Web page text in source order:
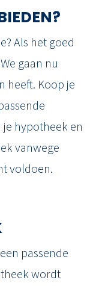
Als het goed
gaan nu
heeft. Koop je
hypotheek en
vanwege
voldoen.
passende
wordt